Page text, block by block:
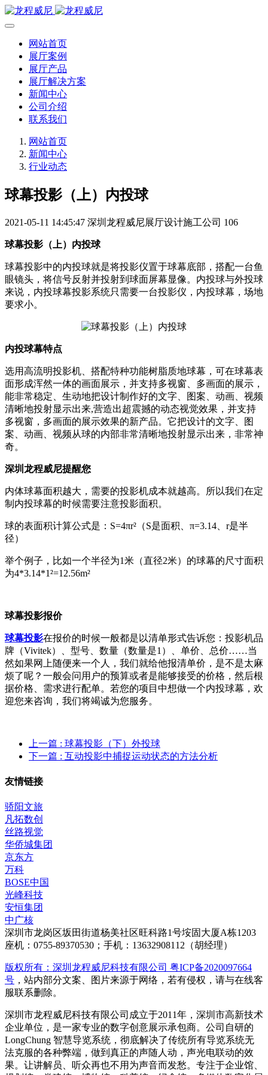
网站首页
展厅案例
展厅产品
展厅解决方案
新闻中心
公司介绍
联系我们
网站首页
新闻中心
行业动态
球幕投影（上）内投球
2021-05-11 14:45:47 深圳龙程威尼展厅设计施工公司 106
球幕投影（上）内投球
球幕投影中的内投球就是将投影仪置于球幕底部，搭配一台鱼
眼镜头，将信号反射并投射到球面屏幕显像。内投球与外投球
来说，内投球幕投影系统只需要一台投影仪，内投球幕，场地
要求小。
内投球幕特点
选用高流明投影机、搭配特种功能树脂质地球幕，可在球幕表
面形成浑然一体的画面展示，并支持多视窗、多画面的展示，
能非常稳定、生动地把设计制作好的文字、图案、动画、视频
清晰地投射显示出来,营造出超震撼的动态视觉效果，并支持
多视窗，多画面的展示效果的新产品。它把设计的文字、图
案、动画、视频从球的内部非常清晰地投射显示出来，非常神
奇。
深圳龙程威尼提醒您
内体球幕面积越大，需要的投影机成本就越高。所以我们在定
制内投球幕的时候需要注意投影面积。
球的表面积计算公式是：S=4πr²（S是面积、π=3.14、r是半
径）
举个例子，比如一个半径为1米（直径2米）的球幕的尺寸面积
为4*3.14*1²=12.56m²
球幕投影报价
球幕投影在报价的时候一般都是以清单形式告诉您：投影机品
牌（Vivitek）、型号、数量（数量是1）、单价、总价……当
然如果网上随便来一个人，我们就给他报清单价，是不是太麻
烦了呢？一般会问用户的预算或者是能够接受的价格，然后根
据价格、需求进行配单。若您的项目中想做一个内投球幕，欢
迎您来咨询，我们将竭诚为您服务。
上一篇 : 球幕投影（下）外投球
下一篇 : 互动投影中捕捉运动状态的方法分析
友情链接
骄阳文旅
凡拓数创
丝路视觉
华侨城集团
京东方
万科
BOSE中国
光峰科技
安恒集团
中广核
深圳市龙岗区坂田街道杨美社区旺科路1号垵固大厦A栋1203
座机：0755-89370530；手机：13632908112（胡经理）
版权所有：深圳龙程威尼科技有限公司 粤ICP备2020097664
号 ，站内部分文案、图片来源于网络，若有侵权，请与在线客
服联系删除。
深圳市龙程威尼科技有限公司成立于2011年，深圳市高新技术
企业单位，是一家专业的数字创意展示承包商。公司自研的
LongChung 智慧导览系统，彻底解决了传统所有导览系统无
法克服的各种弊端，做到真正的声随人动，声光电联动的效
果。让讲解员、听众再也不用为声音而发愁。专注于企业馆、